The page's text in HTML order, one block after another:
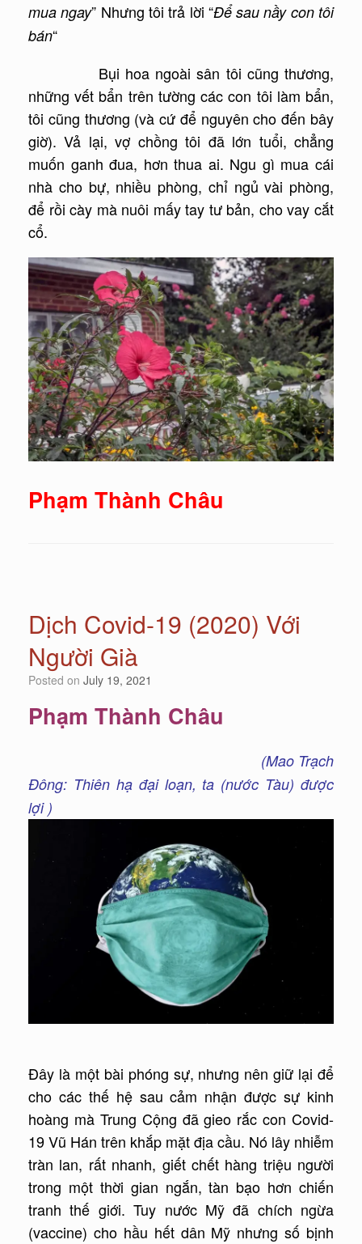
mua ngay” Nhưng tôi trả lời “Để sau nầy con tôi
bán“
Bụi hoa ngoài sân tôi cũng thương,
những vết bẩn trên tường các con tôi làm bẩn,
tôi cũng thương (và cứ để nguyên cho đến bây
giờ). Vả lại, vợ chồng tôi đã lớn tuổi, chẳng
muốn ganh đua, hơn thua ai. Ngu gì mua cái
nhà cho bự, nhiều phòng, chỉ ngủ vài phòng,
để rồi cày mà nuôi mấy tay tư bản, cho vay cắt
cổ.
Phạm Thành Châu
Dịch Covid-19 (2020) Với
Người Già
Posted on July 19, 2021
Phạm Thành Châu
(Mao Trạch
Đông: Thiên hạ đại loạn, ta (nước Tàu) được
lợi )
Đây là một bài phóng sự, nhưng nên giữ lại để
cho các thế hệ sau cảm nhận được sự kinh
hoàng mà Trung Cộng đã gieo rắc con Covid-
19 Vũ Hán trên khắp mặt địa cầu. Nó lây nhiễm
tràn lan, rất nhanh, giết chết hàng triệu người
trong một thời gian ngắn, tàn bạo hơn chiến
tranh thế giới. Tuy nước Mỹ đã chích ngừa
(vaccine) cho hầu hết dân Mỹ nhưng số bịnh